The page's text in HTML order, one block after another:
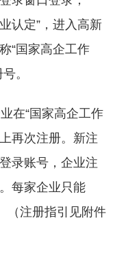
认定”，进入高新
“国家高企工作
。
在“国家高企工作
再次注册。新注
录账号，企业注
每家企业只能
（注册指引见附件